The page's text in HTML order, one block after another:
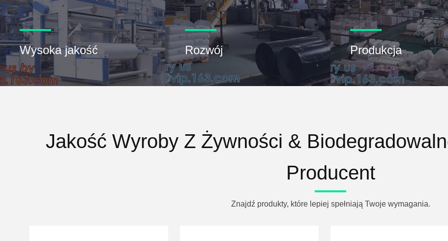
Wysoka jakość Rozwój Produkcja
Jakość Wyroby Z Żywności &
Producent
Znajdź produkty, które lepiej spełniają Twoje wymagania.